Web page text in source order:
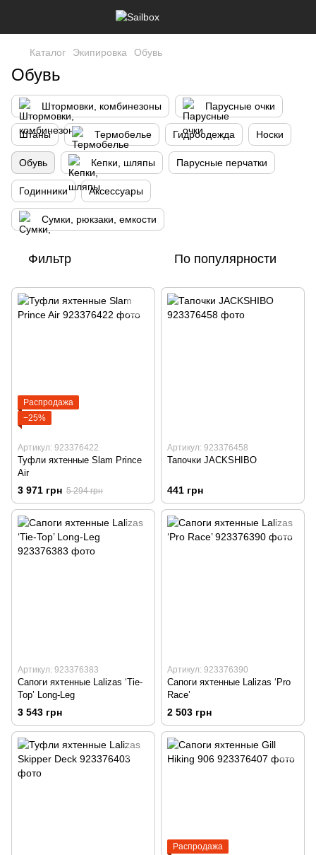
Каталог Экипировка Обувь
Обувь
Штормовки, комбинезоны Парусные очки
Штаны Термобелье Гидроодежда Носки
Обувь Кепки, шляпы Парусные перчатки
Годинники Аксессуары
Сумки, рюкзаки, емкости
Фильтр По популярности
Распродажа
−25%
Артикул: 923376422
Туфли яхтенные Slam Prince
Air
3 971 грн 5 294 грн
Артикул: 923376458
Тапочки JACKSHIBO
441 грн
Артикул: 923376383
Сапоги яхтенные Lalizas ‘Tie-
Top’ Long-Leg
3 543 грн
Артикул: 923376390
Сапоги яхтенные Lalizas ‘Pro
Race’
2 503 грн
Распродажа